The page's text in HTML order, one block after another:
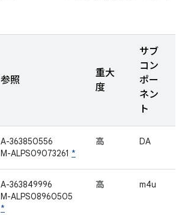
参照
重大
度
サブ
コン
ポー
ネン
ト
A-363850556
M-ALPS09073261 *
高 DA
A-363849996
M-ALPS08960505
*
高 m4u